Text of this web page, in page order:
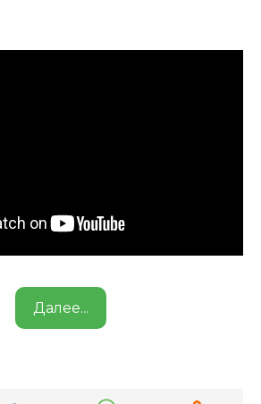
Далее...